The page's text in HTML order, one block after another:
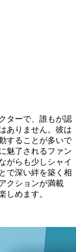
ターで、誰もが認
ありません。彼は
することが多いで
魅了されるファン
がらも少しシャイ
で深い絆を築く相
クションが満載
しめます。